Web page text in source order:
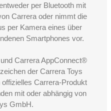
per Bluetooth mit
Carrera oder nimmt die
per Kamera eines über
Smartphones vor.
Carrera AppConnect®
der Carrera Toys
Carrera-Produkt
mit oder abhängig von
GmbH.